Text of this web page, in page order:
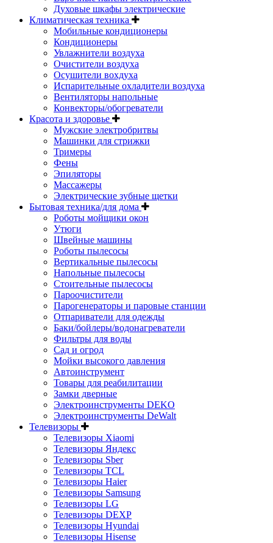
Духовые шкафы электрические
Климатическая техника
Мобильные кондиционеры
Кондиционеры
Увлажнители воздуха
Очистители воздуха
Осушители вохдуха
Испарительные охладители воздуха
Вентиляторы напольные
Конвекторы/обогреватели
Красота и здоровье
Мужские электробритвы
Машинки для стрижки
Тримеры
Фены
Эпиляторы
Массажеры
Электрические зубные щетки
Бытовая техника/для дома
Роботы мойщики окон
Утюги
Швейные машины
Роботы пылесосы
Вертикальные пылесосы
Напольные пылесосы
Стоительные пылесосы
Пароочистители
Парогенераторы и паровые станции
Отпариватели для одежды
Баки/бойлеры/водонагреватели
Фильтры для воды
Сад и огрод
Мойки высокого давления
Автоинструмент
Товары для реабилитации
Замки дверные
Электроинструменты DEKO
Электроинструменты DeWalt
Телевизоры
Телевизоры Xiaomi
Телевизоры Яндекс
Телевизоры Sber
Телевизоры TCL
Телевизоры Haier
Телевизоры Samsung
Телевизоры LG
Телевизоры DEXP
Телевизоры Hyundai
Телевизоры Hisense